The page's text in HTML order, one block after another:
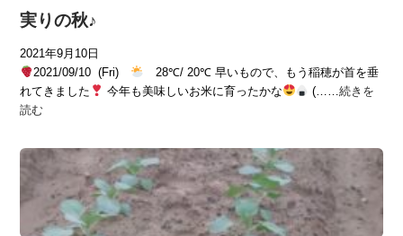
実りの秋♪
2021年9月10日
2021/09/10 (Fri)
28℃/ 20℃ 早いもので、もう稲穂が首を垂
れてきました
今年も美味しいお米に育ったかな (……続きを
読む